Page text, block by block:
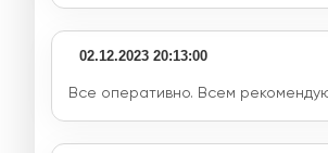
02.12.2023 20:13:00
Все оперативно. Всем